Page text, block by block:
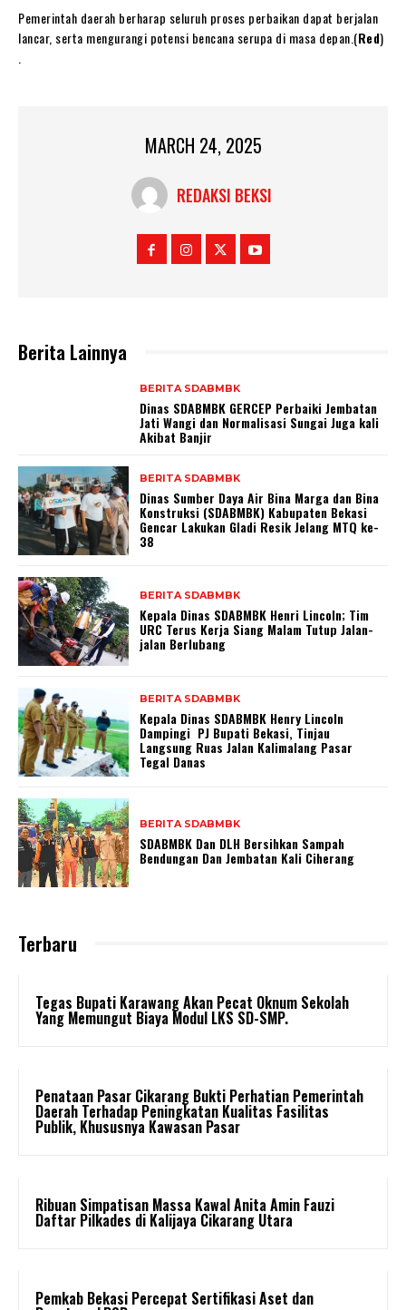
Pemerintah daerah berharap seluruh proses perbaikan dapat berjalan
lancar, serta mengurangi potensi bencana serupa di masa depan.(Red)
MARCH 24, 2025
REDAKSI BEKSI
Berita Lainnya
BERITA SDABMBK
Dinas SDABMBK GERCEP Perbaiki Jembatan
Jati Wangi dan Normalisasi Sungai Juga kali
Akibat Banjir
BERITA SDABMBK
Dinas Sumber Daya Air Bina Marga dan Bina
Konstruksi (SDABMBK) Kabupaten Bekasi
Gencar Lakukan Gladi Resik Jelang MTQ ke-
38
BERITA SDABMBK
Kepala Dinas SDABMBK Henri Lincoln; Tim
URC Terus Kerja Siang Malam Tutup Jalan-
jalan Berlubang
BERITA SDABMBK
Kepala Dinas SDABMBK Henry Lincoln
Dampingi PJ Bupati Bekasi, Tinjau
Langsung Ruas Jalan Kalimalang Pasar
Tegal Danas
BERITA SDABMBK
SDABMBK Dan DLH Bersihkan Sampah
Bendungan Dan Jembatan Kali Ciherang
Terbaru
Tegas Bupati Karawang Akan Pecat Oknum Sekolah
Yang Memungut Biaya Modul LKS SD-SMP.
Penataan Pasar Cikarang Bukti Perhatian Pemerintah
Daerah Terhadap Peningkatan Kualitas Fasilitas
Publik, Khususnya Kawasan Pasar
Ribuan Simpatisan Massa Kawal Anita Amin Fauzi
Daftar Pilkades di Kalijaya Cikarang Utara
Pemkab Bekasi Percepat Sertifikasi Aset dan